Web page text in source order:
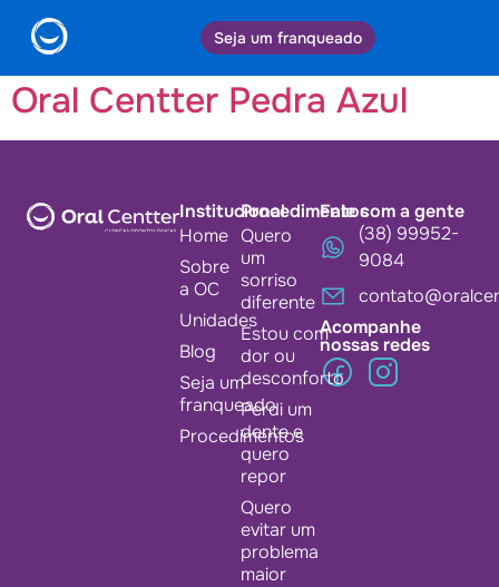
Seja um franqueado
Cidade: Pedra Azul
Oral Centter Pedra Azul
Institucional
Home
Sobre
a OC
Unidades
Blog
Seja um
franqueado
Procedimentos
Procedimentos
Quero
um
sorriso
diferente
Estou com
dor ou
desconforto
Perdi um
dente e
quero
repor
Quero
evitar um
problema
maior
Fale com a gente
(38) 99952-
9084
Acompanhe
nossas redes